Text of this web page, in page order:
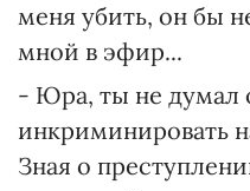
меня убить, он бы
мной в эфир...
- Юра, ты не думал
инкриминировать
Зная о